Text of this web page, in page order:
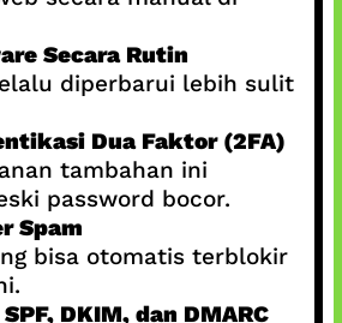
Secara Rutin
diperbarui lebih sulit
Dua Faktor (2FA)
tambahan ini
password bocor.
Spam
bisa otomatis terblokir
DKIM, dan DMARC